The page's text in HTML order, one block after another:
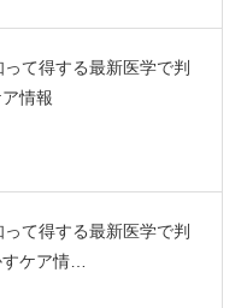
て得する最新医学で判
情報
て得する最新医学で判
すケア情…